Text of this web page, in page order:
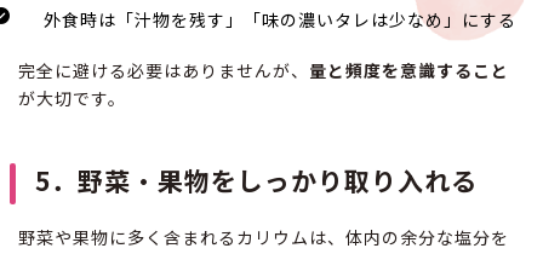
外食時は「汁物を残す」「味の濃いタレは少なめ」にする
完全に避ける必要はありませんが、 量と頻度を意識すること
が大切です。
5．野菜・果物をしっかり取り入れる
野菜や果物に多く含まれるカリウムは、体内の余分な塩分を